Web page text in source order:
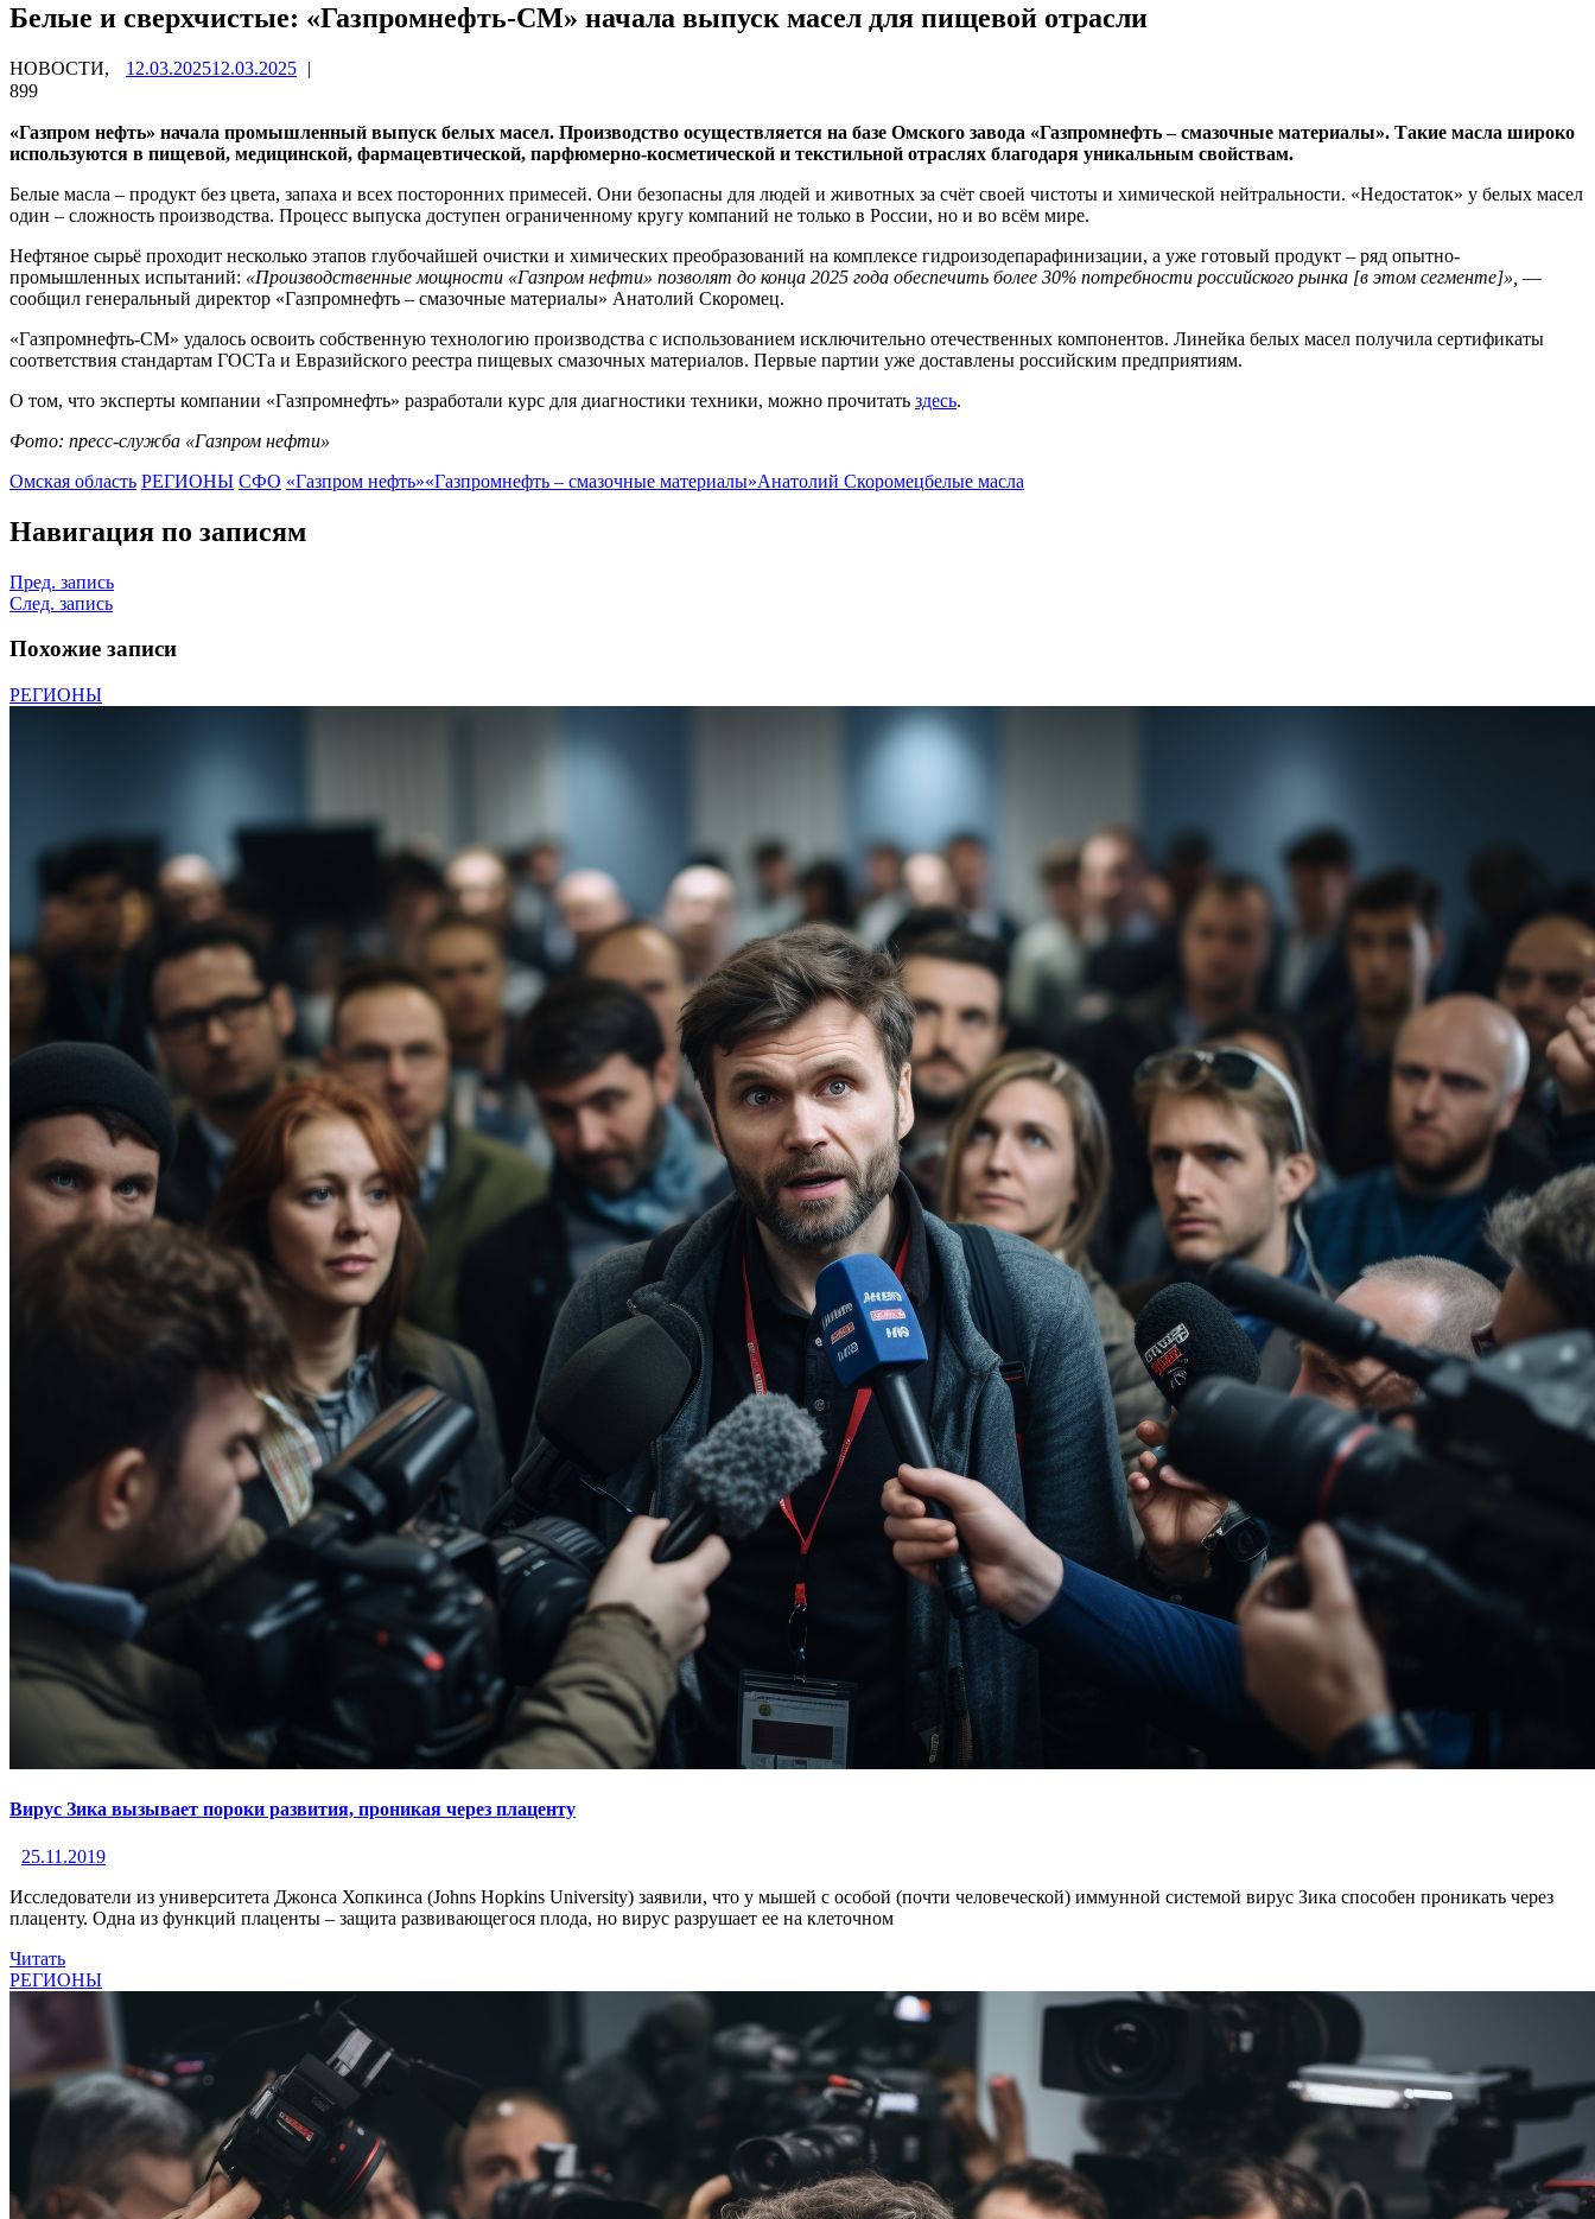
Белые и сверхчистые: «Газпромнефть-СМ» начала выпуск масел для пищевой отрасли
НОВОСТИ, 12.03.202512.03.2025 |
899
«Газпром нефть» начала промышленный выпуск белых масел. Производство осуществляется на базе Омского завода «Газпромнефть – смазочные материалы». Такие масла широко
используются в пищевой, медицинской, фармацевтической, парфюмерно-косметической и текстильной отраслях благодаря уникальным свойствам.
Белые масла – продукт без цвета, запаха и всех посторонних примесей. Они безопасны для людей и животных за счёт своей чистоты и химической нейтральности. «Недостаток» у белых масел
один – сложность производства. Процесс выпуска доступен ограниченному кругу компаний не только в России, но и во всём мире.
Нефтяное сырьё проходит несколько этапов глубочайшей очистки и химических преобразований на комплексе гидроизодепарафинизации, а уже готовый продукт – ряд опытно-
промышленных испытаний: «Производственные мощности «Газпром нефти» позволят до конца 2025 года обеспечить более 30% потребности российского рынка [в этом сегменте]», —
сообщил генеральный директор «Газпромнефть – смазочные материалы» Анатолий Скоромец.
«Газпромнефть-СМ» удалось освоить собственную технологию производства с использованием исключительно отечественных компонентов. Линейка белых масел получила сертификаты
соответствия стандартам ГОСТа и Евразийского реестра пищевых смазочных материалов. Первые партии уже доставлены российским предприятиям.
О том, что эксперты компании «Газпромнефть» разработали курс для диагностики техники, можно прочитать здесь.
Фото: пресс-служба «Газпром нефти»
Омская область РЕГИОНЫ СФО «Газпром нефть»«Газпромнефть – смазочные материалы»Анатолий Скоромецбелые масла
Навигация по записям
Пред. запись
След. запись
Похожие записи
РЕГИОНЫ
Вирус Зика вызывает пороки развития, проникая через плаценту
25.11.2019
Исследователи из университета Джонса Хопкинса (Johns Hopkins University) заявили, что у мышей с особой (почти человеческой) иммунной системой вирус Зика способен проникать через
плаценту. Одна из функций плаценты – защита развивающегося плода, но вирус разрушает ее на клеточном
Читать
РЕГИОНЫ